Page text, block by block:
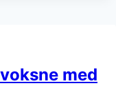
med